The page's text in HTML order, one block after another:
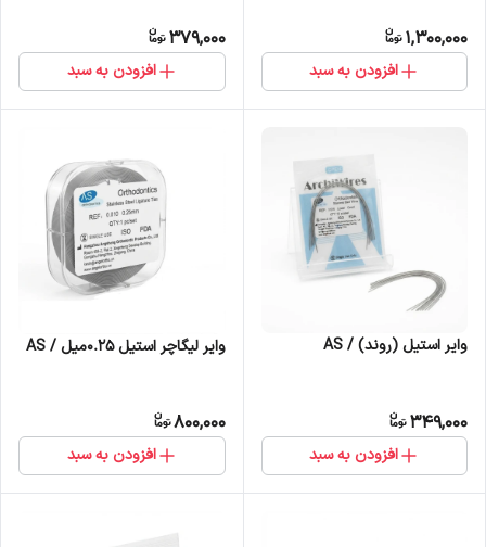
1,300,000
افزودن به سبد
379,000
افزودن به سبد
وایر استیل (روند) / AS
349,000
افزودن به سبد
وایر لیگاچر استیل 0.25میل / AS
800,000
افزودن به سبد